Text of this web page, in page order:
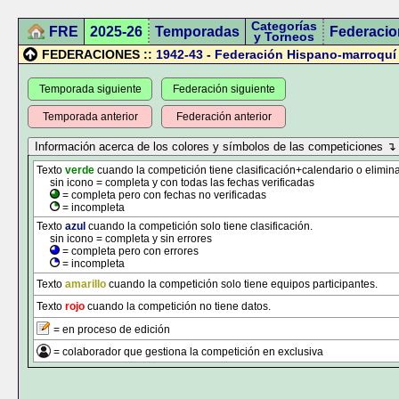
FRE 2025-26 Temporadas Categorías
y Torneos
FEDERACIONES :: 1942-43 - Federación Hispano-
Temporada siguiente
Temporada anterior
Federación siguiente
Federación anterior
Texto verde cuando la competición tiene clasificación+calendario o
sin icono = completa y con todas las fechas verificadas
= completa pero con fechas no verificadas
= incompleta
Texto azul cuando la competición solo tiene clasificación.
sin icono = completa y sin errores
= completa pero con errores
= incompleta
Texto amarillo cuando la competición solo tiene equipos participantes.
Texto rojo cuando la competición no tiene datos.
= en proceso de edición
= colaborador que gestiona la competición en exclusiva